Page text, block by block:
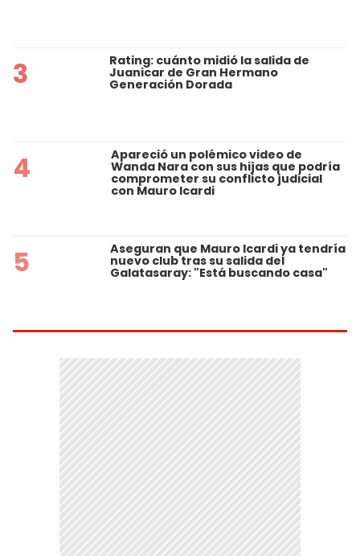
3 Rating: cuánto midió la salida de
Juanicar de Gran Hermano
Generación Dorada
4 Apareció un polémico video de
Wanda Nara con sus hijas que podría
comprometer su conflicto judicial
con Mauro Icardi
5 Aseguran que Mauro Icardi ya tendría
nuevo club tras su salida del
Galatasaray: "Está buscando casa"